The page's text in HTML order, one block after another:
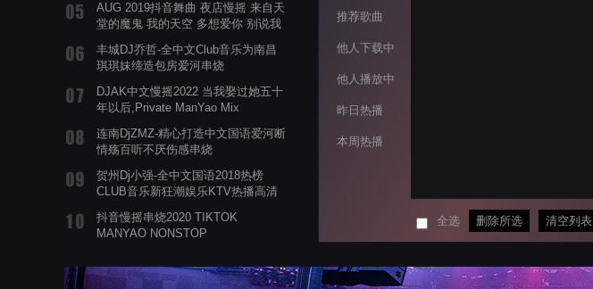
AUG 2019抖音舞曲 夜店慢摇 来自天
堂的魔鬼 我的天空 多想爱你 别说我
丰城DJ乔哲-全中文Club音乐为南昌
琪琪妹缔造包房爱河串烧
DJAK中文慢摇2022 当我娶过她五十
年以后,Private ManYao Mix
连南DjZMZ-精心打造中文国语爱河断
情殇百听不厌伤感串烧
贺州Dj小强-全中文国语2018热榜
CLUB音乐新狂潮娱乐KTV热播高清
抖音慢摇串烧2020 TIKTOK
MANYAO NONSTOP
蝉爸爸妈妈爱存在夏天的风是想你的
声音啊
推荐歌曲
他人下载中
他人播放中
昨日热播
本周热播
全选 删除所选 清空列表